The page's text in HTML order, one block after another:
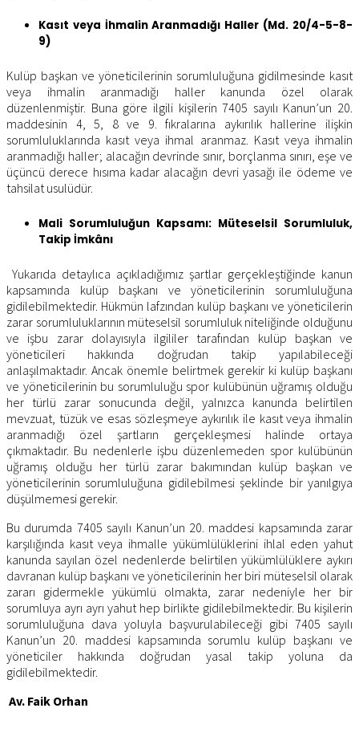
Kasıt veya İhmalin Aranmadığı Haller (Md. 20/4-5-8-
9)
Kulüp başkan ve yöneticilerinin sorumluluğuna gidilmesinde kasıt
veya ihmalin aranmadığı haller kanunda özel olarak
düzenlenmiştir. Buna göre ilgili kişilerin 7405 sayılı Kanun’un 20.
maddesinin 4, 5, 8 ve 9. fıkralarına aykırılık hallerine ilişkin
sorumluluklarında kasıt veya ihmal aranmaz. Kasıt veya ihmalin
aranmadığı haller; alacağın devrinde sınır, borçlanma sınırı, eşe ve
üçüncü derece hısıma kadar alacağın devri yasağı ile ödeme ve
tahsilat usulüdür.
Mali Sorumluluğun Kapsamı: Müteselsil Sorumluluk,
Takip İmkânı
Yukarıda detaylıca açıkladığımız şartlar gerçekleştiğinde kanun
kapsamında kulüp başkanı ve yöneticilerinin sorumluluğuna
gidilebilmektedir. Hükmün lafzından kulüp başkanı ve yöneticilerin
zarar sorumluluklarının müteselsil sorumluluk niteliğinde olduğunu
ve işbu zarar dolayısıyla ilgililer tarafından kulüp başkan ve
yöneticileri hakkında doğrudan takip yapılabileceği
anlaşılmaktadır. Ancak önemle belirtmek gerekir ki kulüp başkanı
ve yöneticilerinin bu sorumluluğu spor kulübünün uğramış olduğu
her türlü zarar sonucunda değil, yalnızca kanunda belirtilen
mevzuat, tüzük ve esas sözleşmeye aykırılık ile kasıt veya ihmalin
aranmadığı özel şartların gerçekleşmesi halinde ortaya
çıkmaktadır. Bu nedenlerle işbu düzenlemeden spor kulübünün
uğramış olduğu her türlü zarar bakımından kulüp başkan ve
yöneticilerinin sorumluluğuna gidilebilmesi şeklinde bir yanılgıya
düşülmemesi gerekir.
Bu durumda 7405 sayılı Kanun’un 20. maddesi kapsamında zarar
karşılığında kasıt veya ihmalle yükümlülüklerini ihlal eden yahut
kanunda sayılan özel nedenlerde belirtilen yükümlülüklere aykırı
davranan kulüp başkanı ve yöneticilerinin her biri müteselsil olarak
zararı gidermekle yükümlü olmakta, zarar nedeniyle her bir
sorumluya ayrı ayrı yahut hep birlikte gidilebilmektedir. Bu kişilerin
sorumluluğuna dava yoluyla başvurulabileceği gibi 7405 sayılı
Kanun’un 20. maddesi kapsamında sorumlu kulüp başkanı ve
yöneticiler hakkında doğrudan yasal takip yoluna da
gidilebilmektedir.
Av. Faik Orhan